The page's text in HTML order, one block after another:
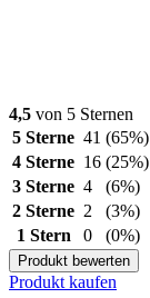
4,5 von 5 Sternen
5 Sterne 41 (65%)
4 Sterne 16 (25%)
3 Sterne 4
(6%)
2 Sterne 2
(3%)
1 Stern
0 (0%)
Produkt bewerten
Produkt kaufen